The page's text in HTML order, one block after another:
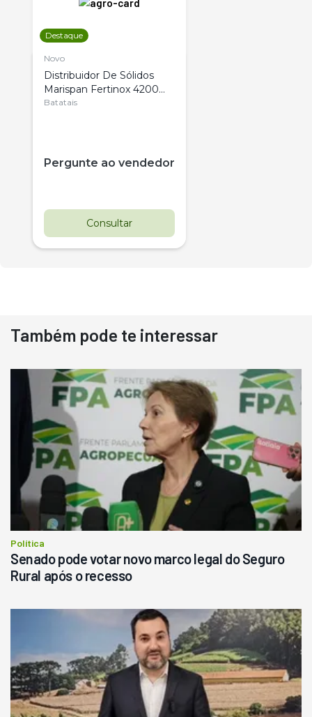
Destaque
Novo
Distribuidor De Sólidos
Marispan Fertinox 4200
Citrus
Batatais
Pergunte ao vendedor
Consultar
Destaque
Usado
Pá Carregadeira Cat 966
Ano 1987
Londrina
R$ 145.000
Consultar
Também pode te interessar
Política
Senado pode votar novo marco legal do Seguro
Rural após o recesso